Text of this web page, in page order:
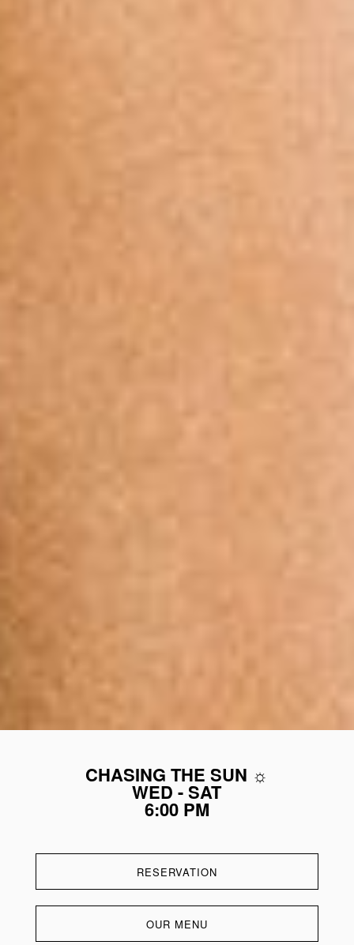
CHASING THE SUN ☼
WED - SAT
6:00 PM
RESERVATION
OUR MENU